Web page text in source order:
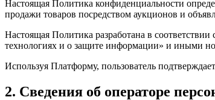
Настоящая Политика конфиденциальности
продажи товаров посредством аукционов и
Настоящая Политика разработана в
технологиях и о защите информации» и иными
Используя Платформу, пользователь
2. Сведения об операторе